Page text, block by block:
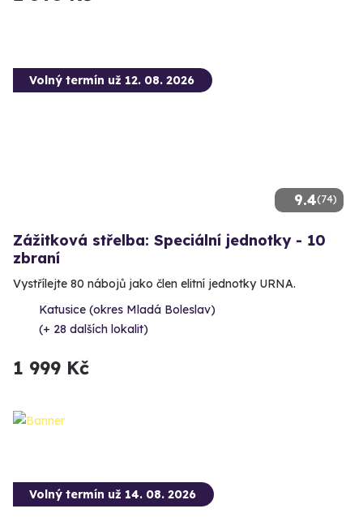
9.4(74)
Volný termín už 12. 08. 2026
Zážitková střelba: Speciální jednotky - 10
zbraní
Vystřílejte 80 nábojů jako člen elitní jednotky URNA.
Katusice (okres Mladá Boleslav)
(+ 28 dalších lokalit)
1 999 Kč
Volný termín už 14. 08. 2026